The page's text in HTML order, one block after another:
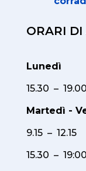
ORARI
Lunedì
15.30 – 19.00
Martedì -
9.15 – 12.15
15.30 – 19:00